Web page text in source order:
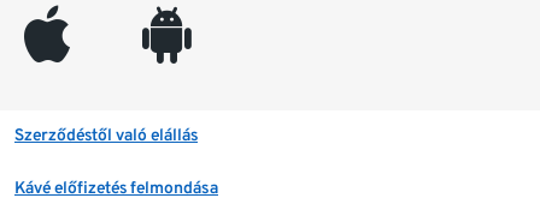
appleinc android
Szerződéstől való elállás
Kávé előfizetés felmondása